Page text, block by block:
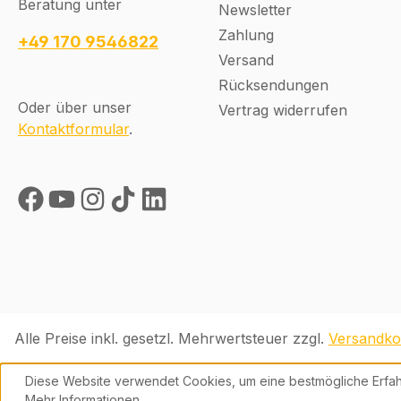
Rechts verwendbar
Lieferumfang 1x
Schließblech (9306)
Schließblech (9308)
Rechts
1438 Zubehör
Schließblech
Beratung unter
+49 170 9546822
Oder über unser
Kontaktformular.
Newsletter
Zahlung
Versand
Rücksendungen
Vertrag widerrufen
Alle Preise inkl. gesetzl. Mehrwertsteuer zzgl.
Diese Website verwendet Cookies, um eine bestmögliche